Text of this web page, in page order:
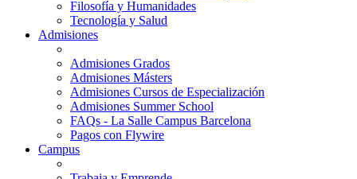
Filosofía y Humanidades
Tecnología y Salud
Admisiones
Admisiones Grados
Admisiones Másters
Admisiones Cursos de Especialización
Admisiones Summer School
FAQs - La Salle Campus Barcelona
Pagos con Flywire
Campus